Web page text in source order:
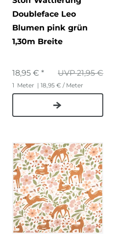
Doubleface Leo
Blumen pink grün
1,30m Breite
UVP 21,95 €
18,95 € *
1 Meter | 18,95 € / Meter